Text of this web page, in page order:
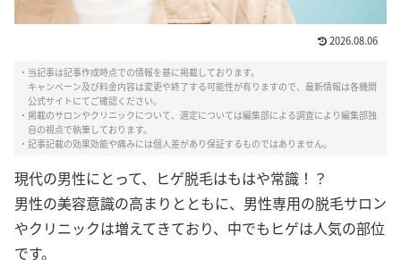
2026.08.06
・当記事は記事作成時点での情報を基に掲載しております。
キャンペーン及び料金内容は変更や終了する可能性が有りますので、最新情報は各機関
公式サイトにてご確認ください。
・掲載のサロンやクリニックについて、選定については編集部による調査により編集部独
自の視点で執筆しております。
・記事記載の効果効能や痛みには個人差があり保証するものではありません。
現代の男性にとって、ヒゲ脱毛はもはや常識！？
男性の美容意識の高まりとともに、男性専用の脱毛サロン
やクリニックは増えてきており、中でもヒゲは人気の部位
です。